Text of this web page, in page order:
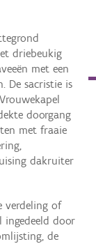
driebeukig
met een
De sacristie is
doorgang
met fraaie
dakruiter
verdeling of
ingedeeld door
de